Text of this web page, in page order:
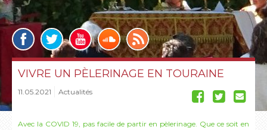
VIVRE UN PÈLERINAGE EN TOURAINE
11.05.2021 Actualités
Avec la COVID 19, pas facile de partir en pèlerinage. Que ce soit en